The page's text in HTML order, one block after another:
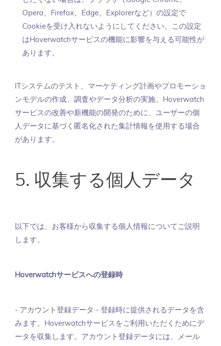
Opera、Firefox、Edge、Explorerなど）の設定で
Cookieを受け入れないようにしてください。この設定
はHoverwatchサービスの機能に影響を与える可能性が
あります。
ITシステムのテスト、マーケティング計画やプロモーショ
ンモデルの作成、調査やデータ分析の実施、Hoverwatch
サービスの改善や新機能の開発のために、ユーザーの個
人データに基づく匿名化された集計情報を使用する場合
があります。
5. 収集する個人データ
以下では、お客様から収集する個人情報についてご説明
します。
Hoverwatchサービスへの登録時
- アカウント登録データ - 登録時に提供されるデータを含
みます。Hoverwatchサービスをご利用いただくためにデ
ータを収集します。アカウント登録データには、メール